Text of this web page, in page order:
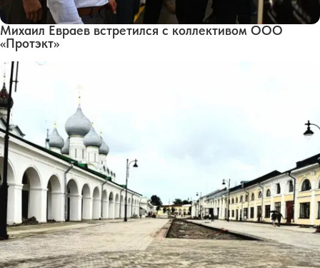
Михаил Евраев встретился с коллективом ООО
«Протэкт»